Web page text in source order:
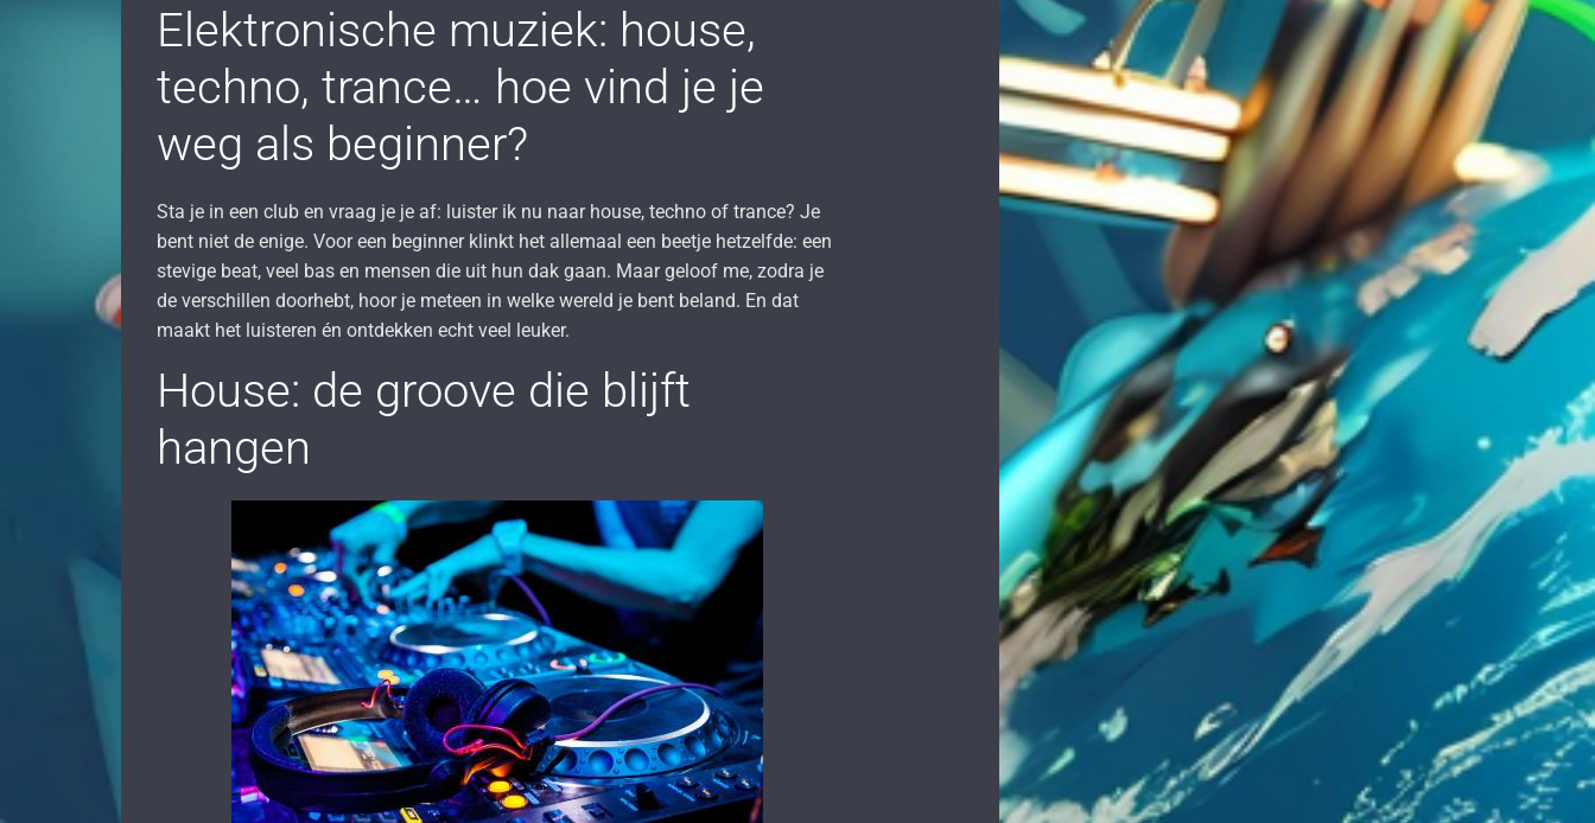
Elektronische muziek: house,
techno, trance… hoe vind je je
weg als beginner?
Sta je in een club en vraag je je af: luister ik nu naar house, techno of trance? Je
bent niet de enige. Voor een beginner klinkt het allemaal een beetje hetzelfde: een
stevige beat, veel bas en mensen die uit hun dak gaan. Maar geloof me, zodra je
de verschillen doorhebt, hoor je meteen in welke wereld je bent beland. En dat
maakt het luisteren én ontdekken echt veel leuker.
House: de groove die blijft
hangen